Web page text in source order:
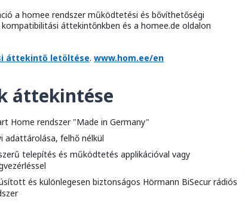
a homee rendszer működtetési és bővíthetőségi
áttekintőnkben és a homee.de oldalon
áttekintő letöltése. www.hom.ee/en
áttekintése
Home rendszer "Made in Germany"
adattárolása, felhő nélkül
telepítés és működtetés applikációval vagy
és különlegesen biztonságos Hörmann BiSecur rádiós